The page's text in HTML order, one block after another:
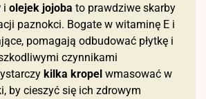
i olejek jojoba to prawdziwe skarby
paznokci. Bogate w witaminę E i
pomagają odbudować płytkę i
czynnikami
kilka kropel wmasować w
by cieszyć się ich zdrowym